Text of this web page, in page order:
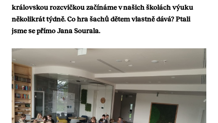
královskou rozcvičkou začínáme v našich školách výuku
několikrát týdně. Co hra šachů dětem vlastně dává? Ptali
jsme se přímo Jana Sourala.